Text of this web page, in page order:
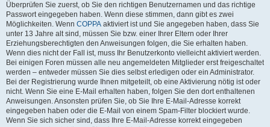
Überprüfen Sie zuerst, ob Sie den richtigen Benutzernamen und das richtige
Passwort eingegeben haben. Wenn diese stimmen, dann gibt es zwei
Möglichkeiten. Wenn COPPA aktiviert ist und Sie angegeben haben, dass Sie
unter 13 Jahre alt sind, müssen Sie bzw. einer Ihrer Eltern oder Ihrer
Erziehungsberechtigten den Anweisungen folgen, die Sie erhalten haben.
Wenn dies nicht der Fall ist, muss Ihr Benutzerkonto vielleicht aktiviert werden.
Bei einigen Foren müssen alle neu angemeldeten Mitglieder erst freigeschaltet
werden – entweder müssen Sie dies selbst erledigen oder ein Administrator.
Bei der Registrierung wurde Ihnen mitgeteilt, ob eine Aktivierung nötig ist oder
nicht. Wenn Sie eine E-Mail erhalten haben, folgen Sie den dort enthaltenen
Anweisungen. Ansonsten prüfen Sie, ob Sie Ihre E-Mail-Adresse korrekt
eingegeben haben oder die E-Mail von einem Spam-Filter blockiert wurde.
Wenn Sie sich sicher sind, dass Ihre E-Mail-Adresse korrekt eingegeben